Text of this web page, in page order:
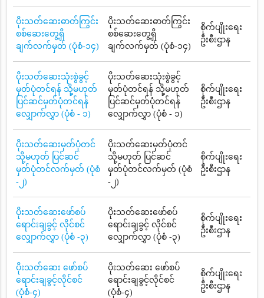
ပိုးသတ်ဆေးဓာတ်ကြွင်း
စစ်ဆေးတွေ့ရှိ
ချက်လက်မှတ် (ပုံစံ-၁၄)
ပိုးသတ်ဆေးဓာတ်ကြွင်း
စစ်ဆေးတွေ့ရှိ
ချက်လက်မှတ် (ပုံစံ-၁၄)
စိုက်ပျိုးရေး
ဦးစီးဌာန
ပိုးသတ်ဆေးသုံးစွဲခွင့်
မှတ်ပုံတင်ရန် သို့မဟုတ်
ပြင်ဆင်မှတ်ပုံတင်ရန်
လျှောက်လွှာ (ပုံစံ - ၁)
ပိုးသတ်ဆေးသုံးစွဲခွင့်
မှတ်ပုံတင်ရန် သို့မဟုတ်
ပြင်ဆင်မှတ်ပုံတင်ရန်
လျှောက်လွှာ (ပုံစံ - ၁)
စိုက်ပျိုးရေး
ဦးစီးဌာန
ပိုးသတ်ဆေးမှတ်ပုံတင်
သို့မဟုတ် ပြင်ဆင်
မှတ်ပုံတင်လက်မှတ် (ပုံစံ
-၂)
ပိုးသတ်ဆေးမှတ်ပုံတင်
သို့မဟုတ် ပြင်ဆင်
မှတ်ပုံတင်လက်မှတ် (ပုံစံ
-၂)
စိုက်ပျိုးရေး
ဦးစီးဌာန
ပိုးသတ်ဆေးဖော်စပ်
ရောင်းချခွင့် လိုင်စင်
လျှောက်လွှာ (ပုံစံ -၃)
ပိုးသတ်ဆေးဖော်စပ်
ရောင်းချခွင့် လိုင်စင်
လျှောက်လွှာ (ပုံစံ -၃)
စိုက်ပျိုးရေး
ဦးစီးဌာန
ပိုးသတ်ဆေး ဖော်စပ်
ရောင်းချခွင့်လိုင်စင်
(ပုံစံ-၄)
ပိုးသတ်ဆေး ဖော်စပ်
ရောင်းချခွင့်လိုင်စင်
(ပုံစံ-၄)
စိုက်ပျိုးရေး
ဦးစီးဌာန